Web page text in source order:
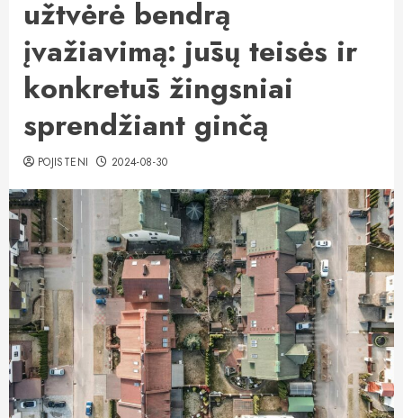
užtvėrė bendrą
įvažiavimą: jūsų teisės ir
konkretūs žingsniai
sprendžiant ginčą
POJISTENI 2024-08-30